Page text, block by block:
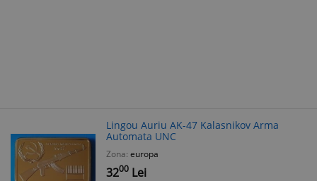
Lingou Auriu AK-47 Kalasnikov Arma
Automata UNC
Zona: europa
3200 Lei